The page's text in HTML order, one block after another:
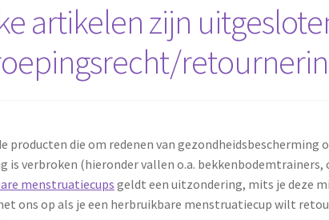
artikelen zijn
producten die om redenen van
is verbroken (hieronder vallen o.a.
menstruatiecupsgeldt een uitzondering, mits je deze
ons op als je een herbruikbare menstruatiecup wilt